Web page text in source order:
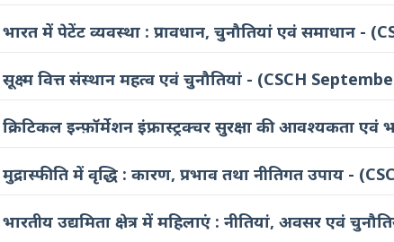
भारत में पेटेंट व्यवस्था : प्रावधान, चुनौतियां एवं समाधान -
सूक्ष्म वित्त संस्थान महत्व एवं चुनौतियां - (CSCH
क्रिटिकल इन्फ़ॉर्मेशन इंफ्रास्ट्रक्चर सुरक्षा की आवश्यकता एवं
मुद्रास्फीति में वृद्धि : कारण, प्रभाव तथा नीतिगत उपाय -
भारतीय उद्यमिता क्षेत्र में महिलाएं : नीतियां, अवसर एवं